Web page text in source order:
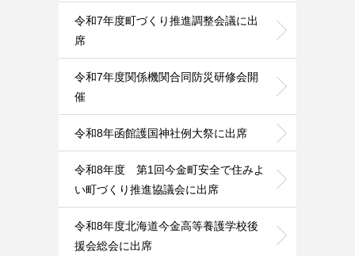
令和7年度町づくり推進調整会議に出
席
令和7年度関係機関合同防災研修会開
催
令和8年函館護国神社例大祭に出席
令和8年度 第1回今金町安全で住みよ
い町づくり推進協議会に出席
令和8年度北海道今金高等養護学校後
援会総会に出席